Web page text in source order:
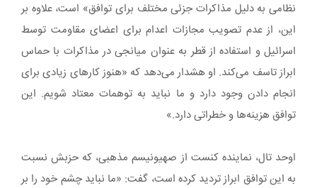
نظامی به دلیل مذاکرات جزئی مختلف برای توافق» است، علاوه بر
این، از عدم تصویب مجازات اعدام برای اعضای مقاومت توسط
اسرائیل و استفاده از قطر به عنوان میانجی در مذاکرات با حماس
ابراز تاسف می‌کند. او هشدار می‌دهد که «هنوز کارهای زیادی برای
انجام دادن وجود دارد و ما نباید به توهمات معتاد شویم. این
توافق هزینه‌ها و خطراتی دارد.»
اوحد تال، نماینده کنست از صهیونیسم مذهبی، که حزبش نسبت
به این توافق ابراز تردید کرده است، گفت: «ما نباید چشم خود را بر